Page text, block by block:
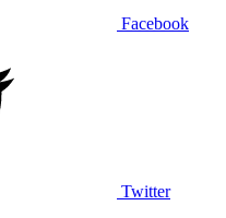
Facebook
Twitter